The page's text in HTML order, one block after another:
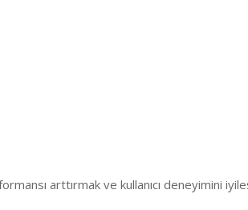
arttırmak ve kullanıcı deneyimini